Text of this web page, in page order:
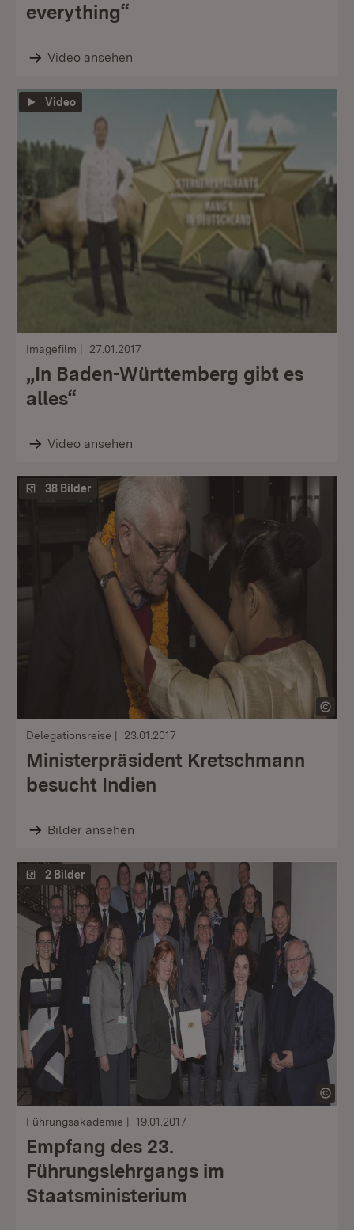
everything“
Video ansehen
Video
Imagefilm 27.01.2017
„In Baden-Württemberg gibt es
alles“
Video ansehen
38 Bilder
Delegationsreise 23.01.2017
Ministerpräsident Kretschmann
besucht Indien
Bilder ansehen
2 Bilder
Führungsakademie 19.01.2017
Empfang des 23.
Führungslehrgangs im
Staatsministerium